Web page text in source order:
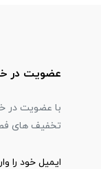
عضویت در
با عضویت در
تخفیف های